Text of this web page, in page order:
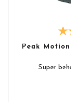
Peak
Super